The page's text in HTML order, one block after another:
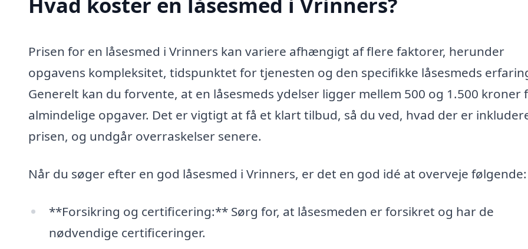
Prisen for en låsesmed i Vrinners kan variere afhængigt af flere faktorer, herunder
opgavens kompleksitet, tidspunktet for tjenesten og den specifikke låsesmeds
Generelt kan du forvente, at en låsesmeds ydelser ligger mellem 500 og 1.500 kroner
almindelige opgaver. Det er vigtigt at få et klart tilbud, så du ved, hvad der er
prisen, og undgår overraskelser senere.
Når du søger efter en god låsesmed i Vrinners, er det en god idé at overveje følgende:
**Forsikring og certificering:** Sørg for, at låsesmeden er forsikret og har de
nødvendige certificeringer.